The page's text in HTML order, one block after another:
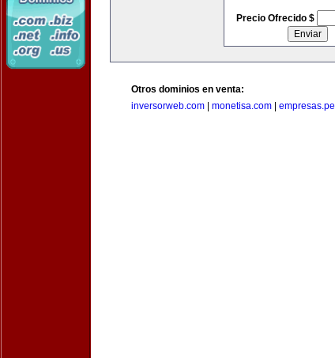
Precio Ofrecido $
Otros dominios en venta:
inversorweb.com
monetisa.com empresas.pe